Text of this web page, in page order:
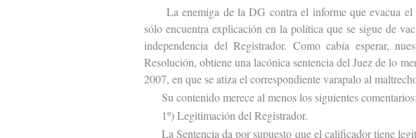
La enemiga de la DG contra el informe que evacua el
sólo encuentra explicación en la política que se sigue de
independencia del Registrador. Como cabía esperar,
Resolución, obtiene una lacónica sentencia del Juez de lo
2007, en que se atiza el correspondiente varapalo al
Su contenido merece al menos los siguientes comentarios:
1º) Legitimación del Registrador.
La Sentencia da por supuesto que el calificador tiene